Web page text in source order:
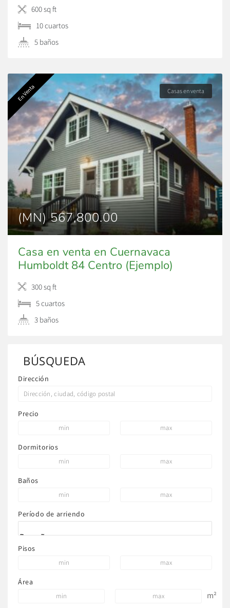
600 sq ft
10 сuartos
5 baños
En Venta Casas en venta
(MN) 567,800.00
Casa en venta en Cuernavaca
Humboldt 84 Centro (Ejemplo)
300 sq ft
5 сuartos
3 baños
BÚSQUEDA
Dirección
Precio
Dormitorios
Baños
Período de arriendo
Pisos
Área
m²